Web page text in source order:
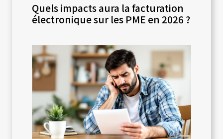
Quels impacts aura la facturation
électronique sur les PME en 2026 ?